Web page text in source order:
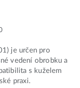
je určen pro
vedení obrobku a
s kuželem
praxi.